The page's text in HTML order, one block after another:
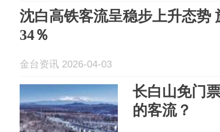
沈白高铁客流呈稳步上升态势
34％
金台资讯 2026-04-03
长白山免门
的客流？